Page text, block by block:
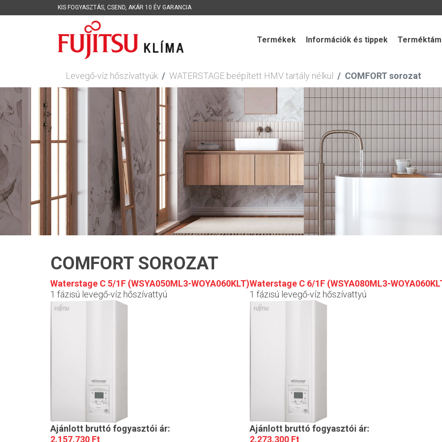
KIS FOGYASZTÁS, CSEND, AKÁR 10 ÉV GARANCIA
Termékek Információk és tippek
Levegő-víz hőszívattyúk WATERSTAGE beépített HMV tartály nélkül COMFORT sorozat
COMFORT SOROZAT
Waterstage C 5/1F (WSYA050ML3-WOYA060KLT)
1 fázisú levegő-víz hőszívattyú
Ajánlott bruttó fogyasztói ár:
2.157.730 Ft
Waterstage C 6/1F (WSYA080ML3-
1 fázisú levegő-víz hőszívattyú
Ajánlott bruttó fogyasztói ár:
2.273.300 Ft